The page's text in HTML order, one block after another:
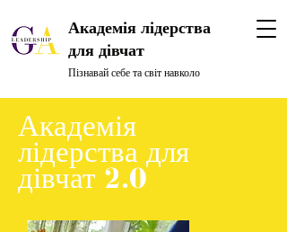
Академія лідерства
для дівчат
Пізнавай себе та світ навколо
Академія
лідерства для
дівчат 2.0